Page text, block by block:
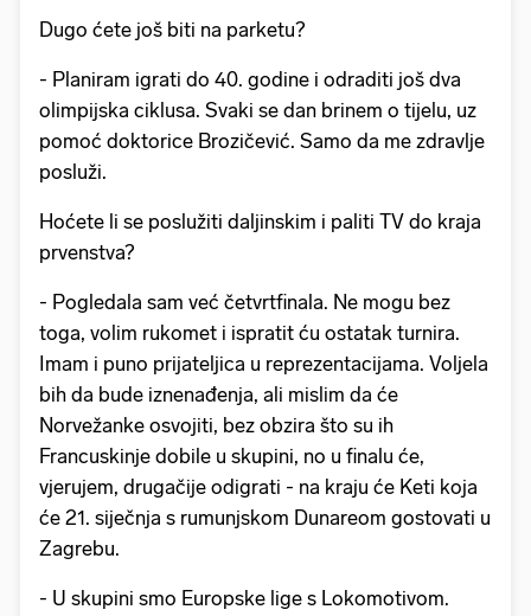
Dugo ćete još biti na parketu?
- Planiram igrati do 40. godine i odraditi još dva
olimpijska ciklusa. Svaki se dan brinem o tijelu, uz
pomoć doktorice Brozičević. Samo da me zdravlje
posluži.
Hoćete li se poslužiti daljinskim i paliti TV do kraja
prvenstva?
- Pogledala sam već četvrtfinala. Ne mogu bez
toga, volim rukomet i ispratit ću ostatak turnira.
Imam i puno prijateljica u reprezentacijama. Voljela
bih da bude iznenađenja, ali mislim da će
Norvežanke osvojiti, bez obzira što su ih
Francuskinje dobile u skupini, no u finalu će,
vjerujem, drugačije odigrati - na kraju će Keti koja
će 21. siječnja s rumunjskom Dunareom gostovati u
Zagrebu.
- U skupini smo Europske lige s Lokomotivom.